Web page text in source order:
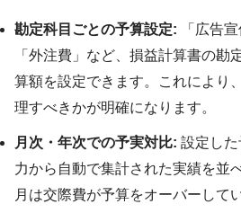
勘定科目ごとの予算設定: 「広告
「外注費」など、損益計算書の勘
算額を設定できます。これにより
理すべきかが明確になります。
月次・年次での予実対比: 設定し
力から自動で集計された実績を並
月は交際費が予算をオーバーして